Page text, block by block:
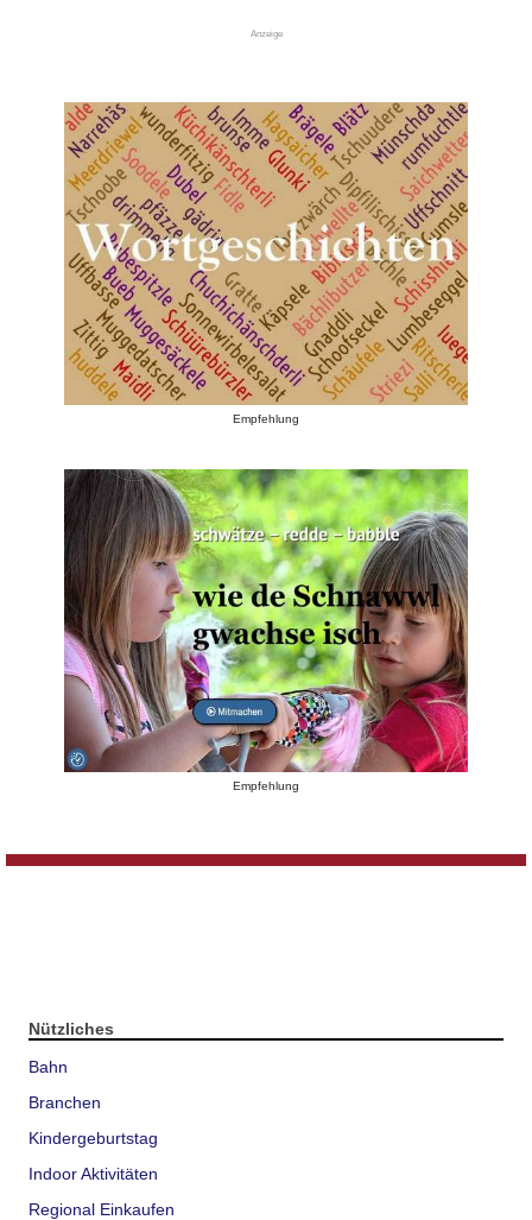
Anzeige
Empfehlung
Empfehlung
Nützliches
Bahn
Branchen
Kindergeburtstag
Indoor Aktivitäten
Regional Einkaufen